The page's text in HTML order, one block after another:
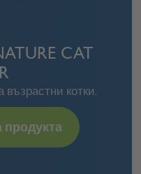
CAT
котки.